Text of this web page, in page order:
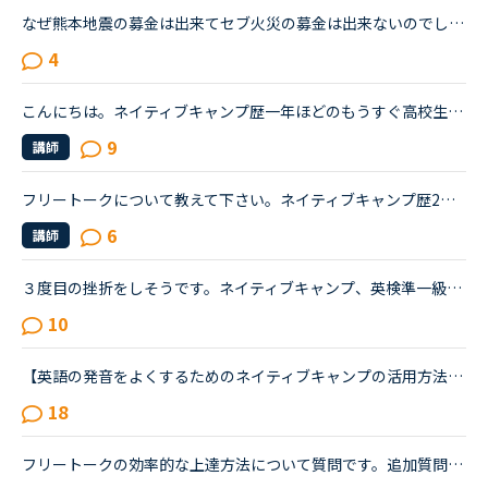
なぜ熊本地震の募金は出来てセブ火災の募金は出来ないのでしょうか？以前別の方が立てたトピックで <a href="https://nativecamp.net/user/message-board/detail/842" target="_blank">https://nativecamp.net/user/message-board/detail/842</a> セブの火災について <a href="http://www.sunstar.com.ph/cebu/loca..." target="_blank">http://www.sunstar.com.ph/cebu/loca...</a>
4
こんにちは。ネイティブキャンプ歴一年ほどのもうすぐ高校生になるものです。私は英語が得意でネイティブキャンプと英語塾に通っています。しかしその塾では大量の宿題が出され、かなり高レベルな教材(今はローマ...
講師 9
フリートークについて教えて下さい。ネイティブキャンプ歴2年以上になりました。まだ一回も怖くてフリートークのみが選べません。いつもは、カラン、文法中級、side by sideをしています。フリートークに興味はあ...
講師 6
３度目の挫折をしそうです。ネイティブキャンプ、英検準一級の二次試験の対策をしていたころは、フリートークを使って、ネイティブキャンプに大変お世話になりました。でも、その後、どうしても授業を受けるのを...
10
【英語の発音をよくするためのネイティブキャンプの活用方法について】私は発音をよくしたいと考えています。そのためにネイティブキャンプをいかに活用してそれができるのか悩んおり、皆様のご意見・体験談を教...
18
フリートークの効率的な上達方法について質問です。追加質問の為、コメントに投稿致しました。私はこれまで、Callan、SIDE by SIDE、文法等インプット中心の教材で約1年ほど受講してきましたが、今後はフリートー...